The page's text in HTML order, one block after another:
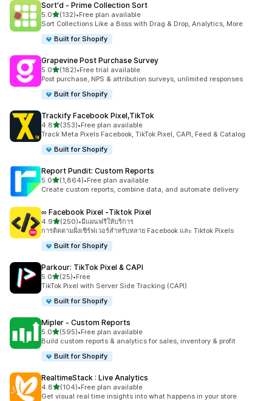
Sort'd ‑ Prime Collection Sort
5.0เต็ม 5 ดาว
(132)
ทั้งหมด 132 รีวิว
•Free plan available
Sort Collections Like a Boss with Drag & Drop, Analytics, More
Built for Shopify
Grapevine Post Purchase Survey
5.0เต็ม 5 ดาว
(182)
ทั้งหมด 182 รีวิว
•Free trial available
Post purchase, NPS & attribution surveys, unlimited responses
Built for Shopify
Trackify Facebook Pixel,TikTok
4.8เต็ม 5 ดาว
(353)
ทั้งหมด 353 รีวิว
•Free plan available
Track Meta Pixels Facebook, TikTok Pixel, CAPI, Feed & Catalog
Built for Shopify
Report Pundit: Custom Reports
5.0เต็ม 5 ดาว
(1,864)
ทั้งหมด 1864 รีวิว
•Free plan available
Create custom reports, combine data, and automate delivery
∞ Facebook Pixel ‑Tiktok Pixel
4.9เต็ม 5 ดาว
(250)
ทั้งหมด 250 รีวิว
•มีแผนฟรีให้บริการ
การติดตามฝั่งเซิร์ฟเวอร์สำหรับหลาย Facebook และ Tiktok Pixels
Built for Shopify
Parkour: TikTok Pixel & CAPI
5.0เต็ม 5 ดาว
(25)
ทั้งหมด 25 รีวิว
•Free
TikTok Pixel with Server Side Tracking (CAPI)
Built for Shopify
Mipler ‑ Custom Reports
5.0เต็ม 5 ดาว
(595)
ทั้งหมด 595 รีวิว
•Free plan available
Build custom reports & analytics for sales, inventory & profit
Built for Shopify
RealtimeStack : Live Analytics
4.8เต็ม 5 ดาว
(104)
ทั้งหมด 104 รีวิว
•Free plan available
Get visual real time insights into what happens in your store